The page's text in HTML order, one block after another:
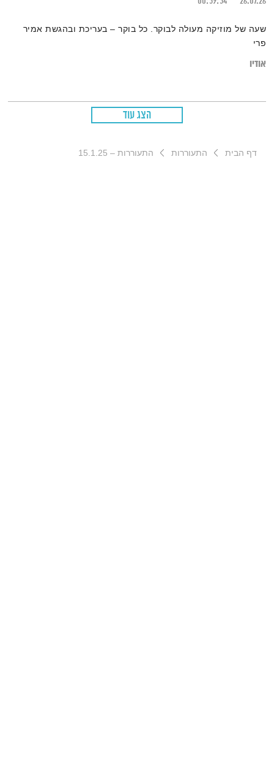
שעה של מוזיקה מעולה לבוקר. כל בוקר – בעריכת ובהגשת אמיר
פרי
אודיו
הצג עוד
דף הבית התעוררות התעוררות – 15.1.25